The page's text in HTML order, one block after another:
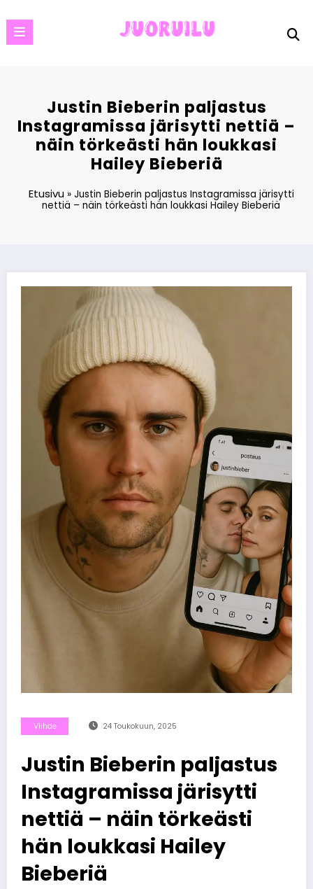
to
content
Justin Bieberin paljastus
Instagramissa järisytti nettiä –
näin törkeästi hän loukkasi
Hailey Bieberiä
Etusivu» Justin Bieberin paljastus Instagramissa järisytti
nettiä – näin törkeästi hän loukkasi Hailey Bieberiä
Viihde 24 Toukokuun, 2025
Justin Bieberin paljastus
Instagramissa järisytti
nettiä – näin törkeästi
hän loukkasi Hailey
Bieberiä